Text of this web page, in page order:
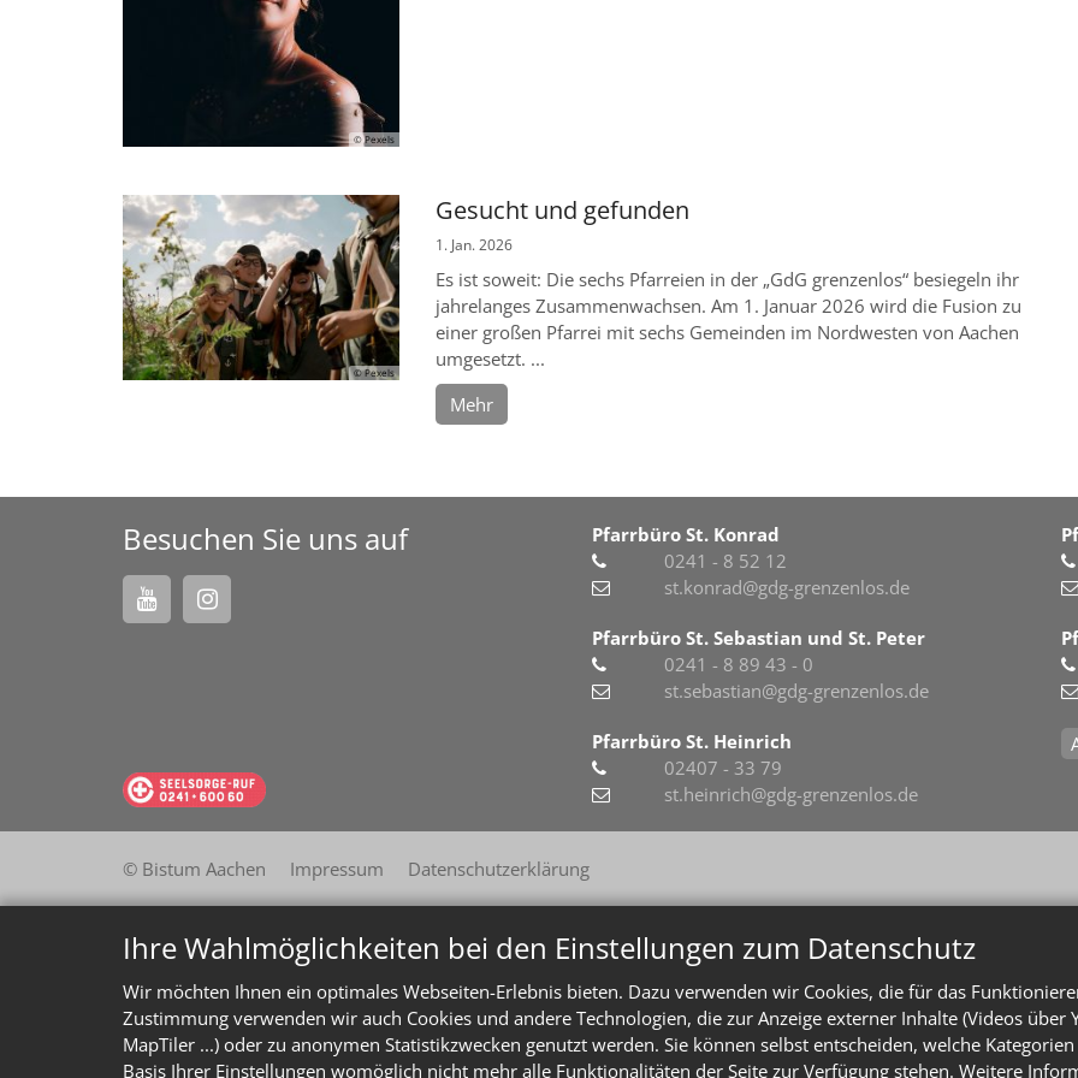
Ihre Wahlmöglichkeiten bei den Einstellungen zum Datenschutz
Wir möchten Ihnen ein optimales Webseiten-Erlebnis bieten. Dazu verwenden wir Cookies, die für das
Zustimmung verwenden wir auch Cookies und andere Technologien, die zur Anzeige externer Inhalte (Videos
MapTiler ...) oder zu anonymen Statistikzwecken genutzt werden. Sie können selbst entscheiden, welche
Basis Ihrer Einstellungen womöglich nicht mehr alle Funktionalitäten der Seite zur Verfügung stehen. Weitere
© Pexels
© Pexels
Gesucht und gefunden
1. Jan. 2026
Es ist soweit: Die sechs Pfarreien in der „GdG grenzenlos“ besiegeln ihr
jahrelanges Zusammenwachsen. Am 1. Januar 2026 wird die Fusion zu
einer großen Pfarrei mit sechs Gemeinden im Nordwesten von Aachen
umgesetzt. ...
Mehr
Besuchen Sie uns auf
Pfarrbüro St. Konrad
0241 - 8 52 12
st.konrad@gdg-grenzenlos.de
Pfarrbüro St. Sebastian und St. Peter
0241 - 8 89 43 - 0
st.sebastian@gdg-grenzenlos.de
Pfarrbüro St. Heinrich
02407 - 33 79
st.heinrich@gdg-grenzenlos.de
© Bistum Aachen Impressum Datenschutzerklärung